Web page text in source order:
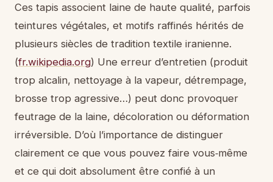
Ces tapis associent laine de haute qualité, parfois
teintures végétales, et motifs raffinés hérités de
plusieurs siècles de tradition textile iranienne.
(fr.wikipedia.org) Une erreur d’entretien (produit
trop alcalin, nettoyage à la vapeur, détrempage,
brosse trop agressive…) peut donc provoquer
feutrage de la laine, décoloration ou déformation
irréversible. D’où l’importance de distinguer
clairement ce que vous pouvez faire vous‑même
et ce qui doit absolument être confié à un